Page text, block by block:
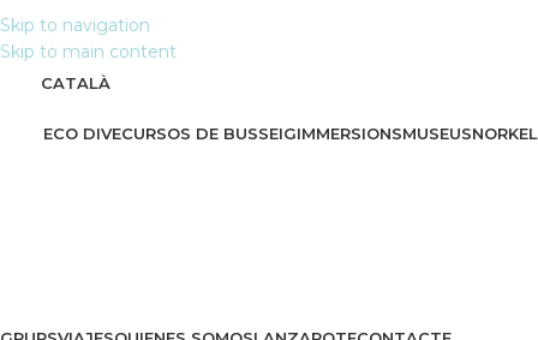
Skip to navigation
Skip to main content
CATALÀ
ECO DIVECURSOS DE BUSSEIGIMMERSIONSMUSEUSNORKEL